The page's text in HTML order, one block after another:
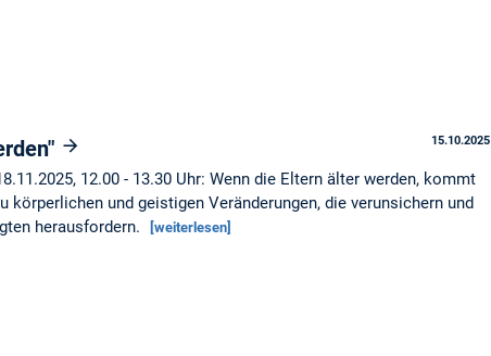
15.10.2025
12.00 - 13.30 Uhr: Wenn die Eltern älter werden, kommt
körperlichen und geistigen Veränderungen, die verunsichern und
herausfordern.
[weiterlesen]